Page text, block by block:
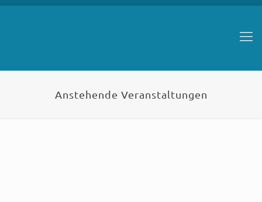
Anstehende Veranstaltungen